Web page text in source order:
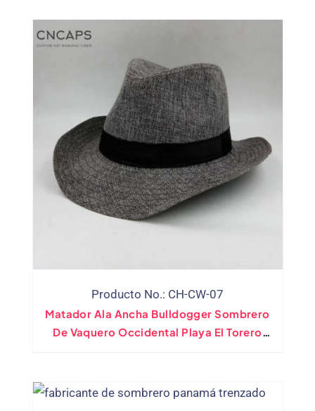
Producto No.: CH-CW-07
Matador Ala Ancha Bulldogger Sombrero
De Vaquero Occidental Playa El Torero